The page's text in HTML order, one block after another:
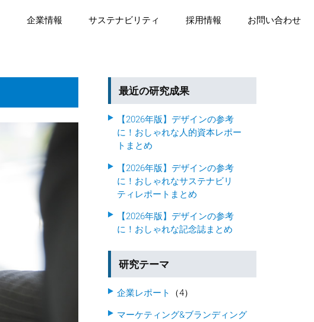
企業情報 サステナビリティ 採用情報 お問い合わせ
最近の研究成果
【2026年版】デザインの参考
に！おしゃれな人的資本レポー
トまとめ
【2026年版】デザインの参考
に！おしゃれなサステナビリ
ティレポートまとめ
【2026年版】デザインの参考
に！おしゃれな記念誌まとめ
研究テーマ
企業レポート （4）
マーケティング&ブランディング